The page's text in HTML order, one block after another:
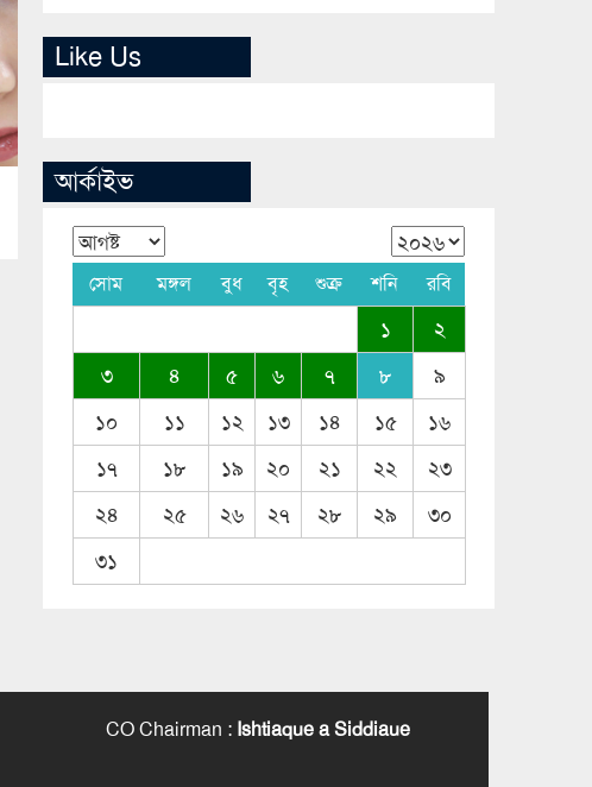
Like Us
আর্কাইভ
সোম মঙ্গল বুধ বৃহ শুক্র শনি রবি
১
২
৩
৪ ৫ ৬ ৭ ৮
৯
১০
১১ ১২ ১৩ ১৪ ১৫
১৬
১৭
১৮ ১৯ ২০ ২১ ২২
২৩
২৪
২৫ ২৬ ২৭ ২৮ ২৯
৩০
৩১
CO Chairman : Ishtiaque a Siddiaue